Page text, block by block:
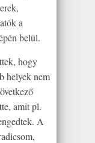
a
belül.
hogy
helyek nem
amit pl.
A